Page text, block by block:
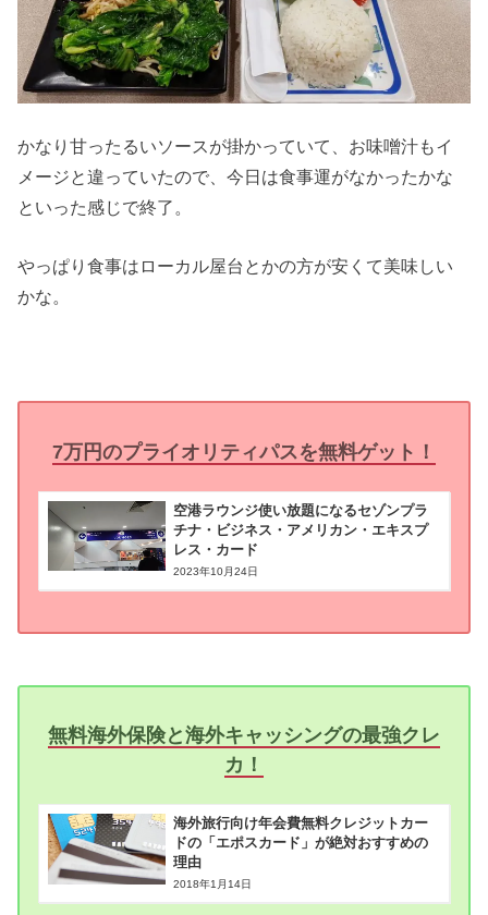
かなり甘ったるいソースが掛かっていて、お味噌汁もイ
メージと違っていたので、今日は食事運がなかったかな
といった感じで終了。
やっぱり食事はローカル屋台とかの方が安くて美味しい
かな。
7万円のプライオリティパスを無料ゲット！
空港ラウンジ使い放題になるセゾンプラ
チナ・ビジネス・アメリカン・エキスプ
レス・カード
2023年10月24日
無料海外保険と海外キャッシングの最強クレ
カ！
海外旅行向け年会費無料クレジットカー
ドの「エポスカード」が絶対おすすめの
理由
2018年1月14日